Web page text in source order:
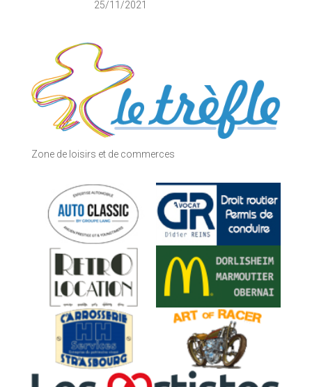
25/11/2021
Zone de loisirs et de commerces